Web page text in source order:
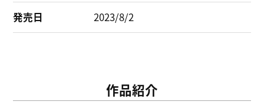
発売日 2023/8/2
作品紹介